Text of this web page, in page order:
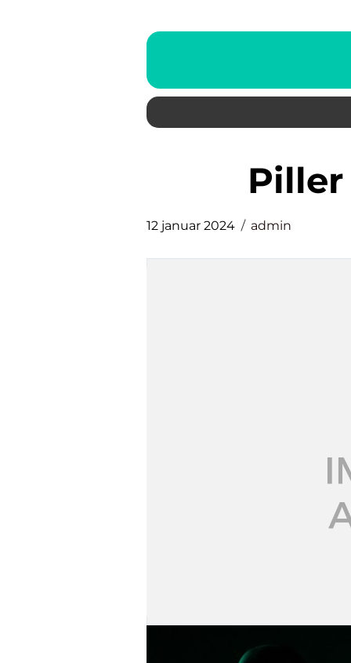
12 januar 2024 admin